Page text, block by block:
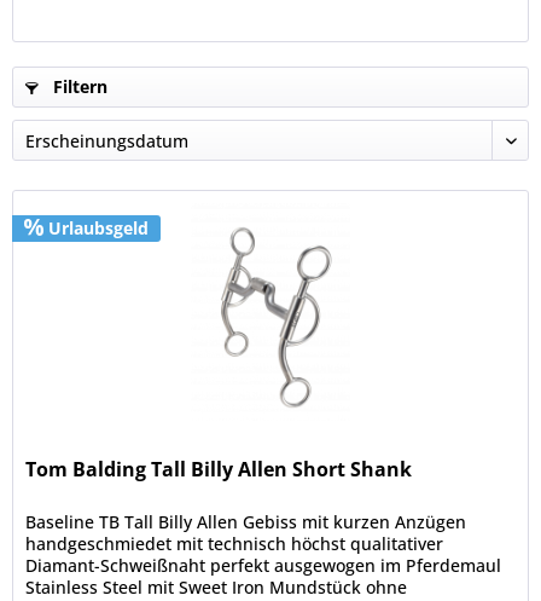
Filtern
Urlaubsgeld
Tom Balding Tall Billy Allen Short Shank
Baseline TB Tall Billy Allen Gebiss mit kurzen Anzügen
handgeschmiedet mit technisch höchst qualitativer
Diamant-Schweißnaht perfekt ausgewogen im Pferdemaul
Stainless Steel mit Sweet Iron Mundstück ohne